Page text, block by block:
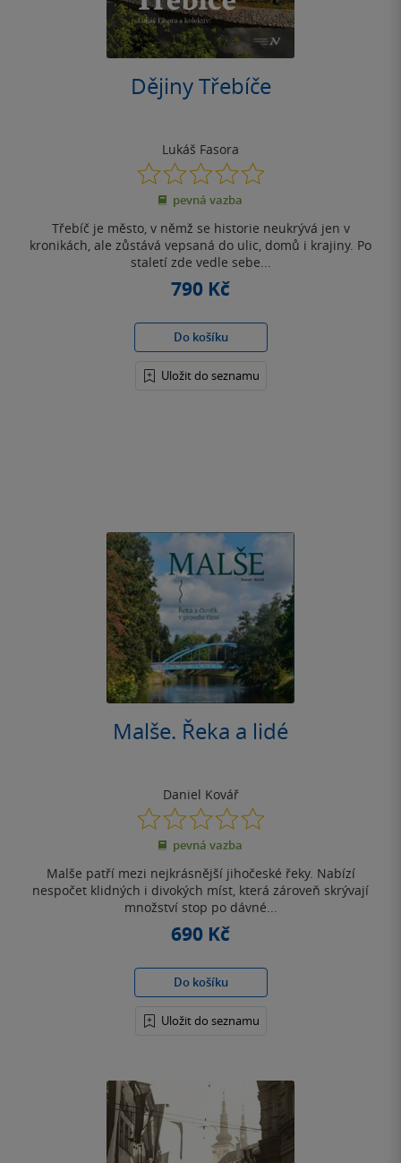
Dějiny Třebíče
Lukáš Fasora
0.0
z
5
pevná vazba
Třebíč je město, v němž se historie neukrývá jen v
kronikách, ale zůstává vepsaná do ulic, domů i krajiny. Po
staletí zde vedle sebe...
790 Kč
Do košíku
Uložit do seznamu
Malše. Řeka a lidé
Daniel Kovář
0.0
z
5
pevná vazba
Malše patří mezi nejkrásnější jihočeské řeky. Nabízí
nespočet klidných i divokých míst, která zároveň skrývají
množství stop po dávné...
690 Kč
Do košíku
Uložit do seznamu